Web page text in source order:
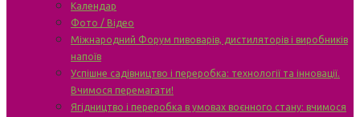
Календар
Фото / Відео
Міжнародний Форум пивоварів, дистиляторів і виробників
напоїв
Успішне садівництво і переробка: технології та інновації.
Вчимося перемагати!
Ягідництво і переробка в умовах воєнного стану: вчимося